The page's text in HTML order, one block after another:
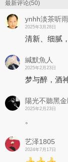
最新评论(50)
ynhh淡茶听雨
2025年3月28日
清新、细腻
緘默魚人
2025年2月23日
梦与醉，酒
陽光不聽黑
2025年2月23日
。
艺泽1805
2024年7月17日